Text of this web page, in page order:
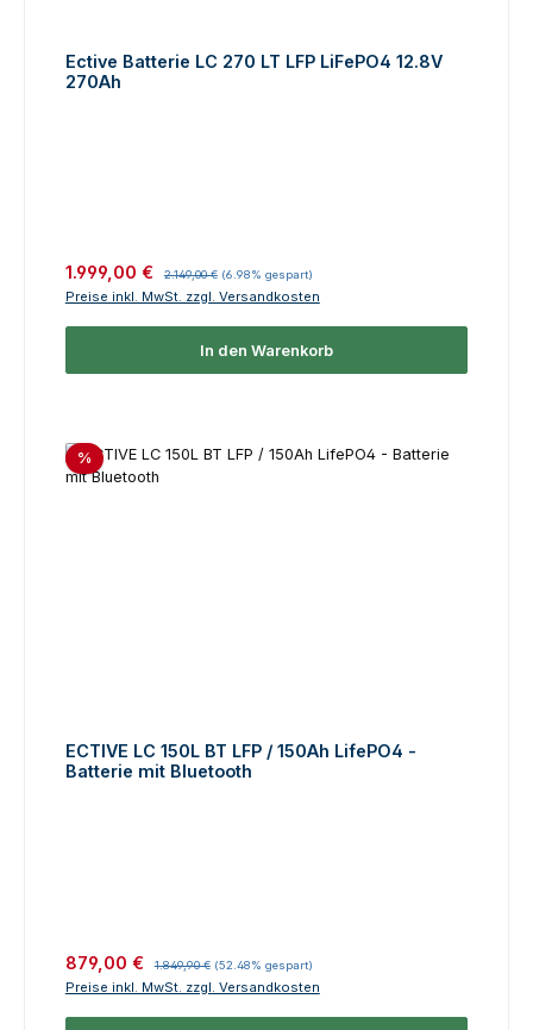
Ective Batterie LC 270 LT LFP LiFePO4 12.8V
270Ah
Verkaufspreis:
1.999,00 € Regulärer Preis:
2.149,00 € (6.98% gespart)
Preise inkl. MwSt. zzgl. Versandkosten
In den Warenkorb
Rabatt
%
ECTIVE LC 150L BT LFP / 150Ah LifePO4 -
Batterie mit Bluetooth
Verkaufspreis:
879,00 € 1.849,90 € (52.48% gespart)
Preise inkl. MwSt. zzgl. Versandkosten